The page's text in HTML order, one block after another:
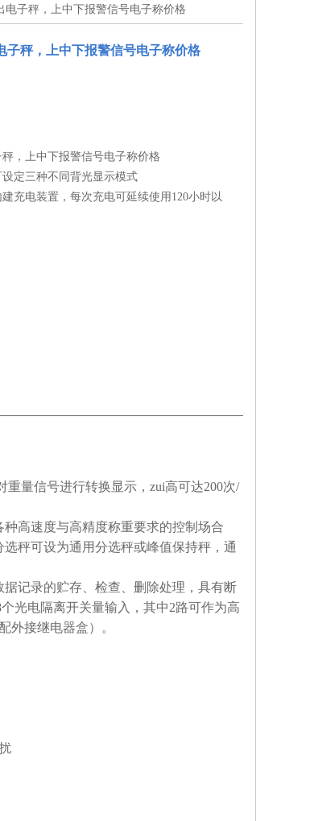
电子秤，上中下报警信号电子称价格
子秤，上中下报警信号电子称价格
，上中下报警信号电子称价格
定三种不同背光显示模式
充电装置，每次充电可延续使用120小时以
重量信号进行转换显示，zui高可达200次/
高速度与高精度称重要求的控制场合
秤可设为通用分选秤或峰值保持秤，通
记录的贮存、检查、删除处理，具有断
个光电隔离开关量输入，其中2路可作为高
外接继电器盒）。